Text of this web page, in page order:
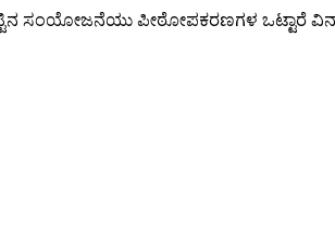
ಸಂಯೋಜನೆಯು ಪೀಠೋಪಕರಣಗಳ ಒಟ್ಟಾರೆ